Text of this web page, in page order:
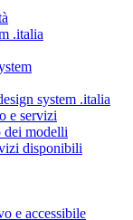
.italia
system .italia
e servizi
dei modelli
disponibili
e accessibile